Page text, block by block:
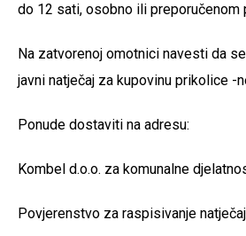
do 12 sati, osobno ili preporučenom
Na zatvorenoj omotnici navesti da
javni natječaj za kupovinu prikolice -
Ponude dostaviti na adresu:
Kombel d.o.o. za komunalne
Povjerenstvo za raspisivanje